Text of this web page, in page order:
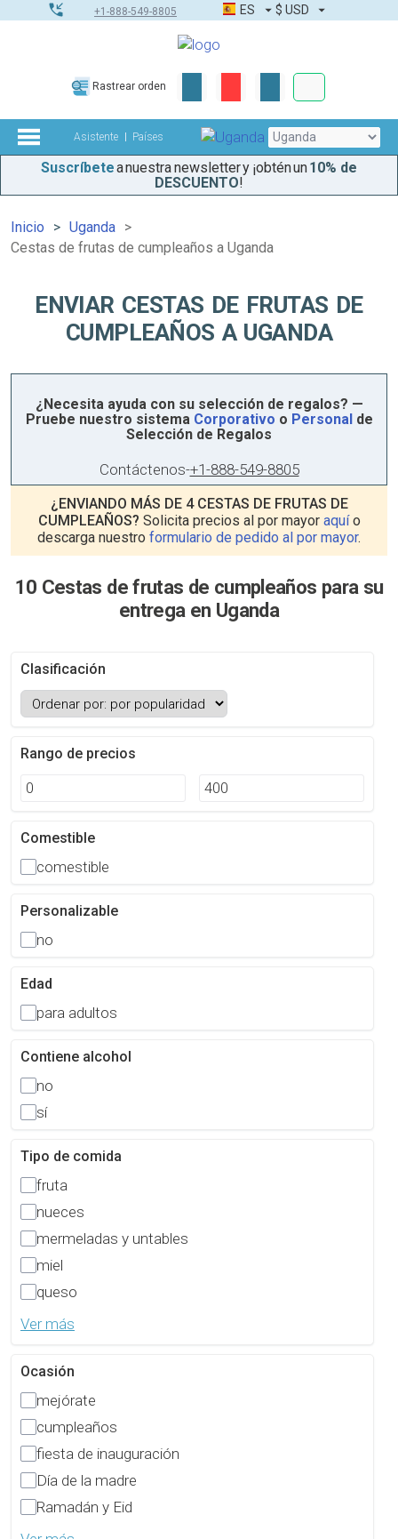
+1-888-549-8805 ES $ USD
Rastrear orden
Asistente Países
Suscríbetea nuestra newsletter y ¡obtén un10% de
DESCUENTO!
Inicio
Uganda
Cestas de frutas de cumpleaños a Uganda
ENVIAR CESTAS DE FRUTAS DE
CUMPLEAÑOS A UGANDA
¿Necesita ayuda con su selección de regalos? —
Pruebe nuestro sistema Corporativo o Personalde
Selección de Regalos
Contáctenos-+1-888-549-8805
¿ENVIANDO MÁS DE 4 CESTAS DE FRUTAS DE
CUMPLEAÑOS? Solicita precios al por mayor aquío
descarga nuestro formulario de pedido al por mayor.
10 Cestas de frutas de cumpleaños para su
entrega en Uganda
Clasificación
Rango de precios
Comestible
comestible
Personalizable
no
Edad
para adultos
Contiene alcohol
no
sí
Tipo de comida
fruta
nueces
mermeladas y untables
miel
queso
Ver más
Ocasión
mejórate
cumpleaños
fiesta de inauguración
Día de la madre
Ramadán y Eid